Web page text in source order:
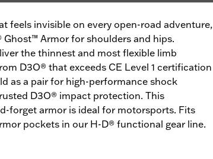
feels invisible on every open-road adventure,
Ghost™ Armor for shoulders and hips.
the thinnest and most flexible limb
D3O® that exceeds CE Level 1 certification
as a pair for high-performance shock
D3O® impact protection. This
forget armor is ideal for motorsports. Fits
pockets in our H-D® functional gear line.